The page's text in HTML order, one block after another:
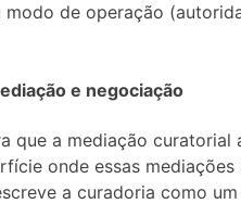
de operação
e negociação
que a mediação curatorial
onde essas
a curadoria como